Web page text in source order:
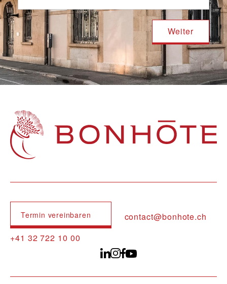
Navigation principale
Termin vereinbaren
contact@bonhote.ch
+41 32 722 10 00